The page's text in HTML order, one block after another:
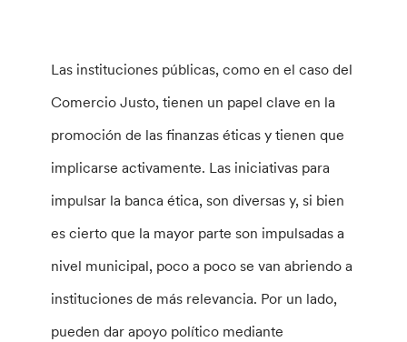
Las instituciones públicas, como en el caso del
Comercio Justo, tienen un papel clave en la
promoción de las finanzas éticas y tienen que
implicarse activamente. Las iniciativas para
impulsar la banca ética, son diversas y, si bien
es cierto que la mayor parte son impulsadas a
nivel municipal, poco a poco se van abriendo a
instituciones de más relevancia. Por un lado,
pueden dar apoyo político mediante